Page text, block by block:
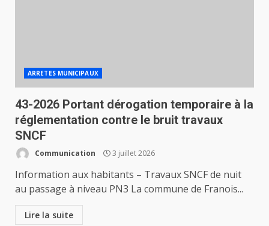
ARRETES MUNICIPAUX
43-2026 Portant dérogation temporaire à la
réglementation contre le bruit travaux
SNCF
Communication 3 juillet 2026
Information aux habitants – Travaux SNCF de nuit
au passage à niveau PN3 La commune de Franois...
Lire la suite